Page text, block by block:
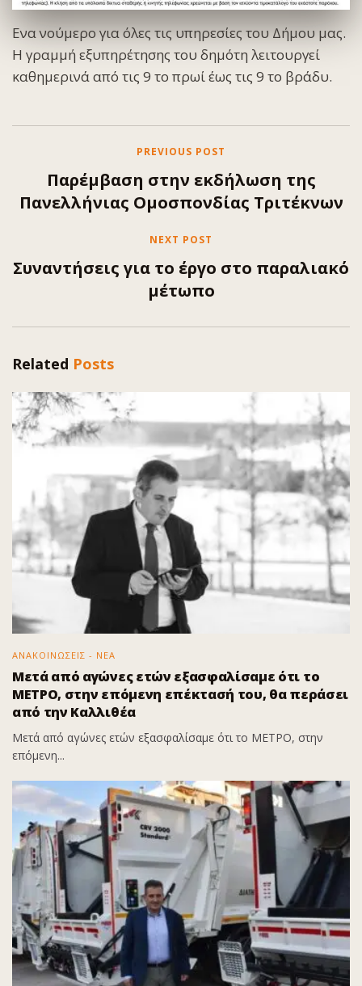
Ενα νούμερο για όλες τις υπηρεσίες του Δήμου μας.
Η γραμμή εξυπηρέτησης του δημότη λειτουργεί
καθημερινά από τις 9 το πρωί έως τις 9 το βράδυ.
PREVIOUS POST
Παρέμβαση στην εκδήλωση της
Πανελλήνιας Ομοσπονδίας Τριτέκνων
NEXT POST
Συναντήσεις για το έργο στο παραλιακό
μέτωπο
Related Posts
ΑΝΑΚΟΙΝΩΣΕΙΣ - ΝΕΑ
Μετά από αγώνες ετών εξασφαλίσαμε ότι το
ΜΕΤΡΟ, στην επόμενη επέκτασή του, θα περάσει
από την Καλλιθέα
Μετά από αγώνες ετών εξασφαλίσαμε ότι το ΜΕΤΡΟ, στην
επόμενη...